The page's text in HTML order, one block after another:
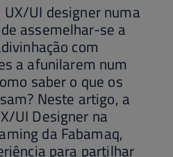
UI designer numa
assemelhar-se a
com
a afunilarem num
saber o que os
Neste artigo, a
UI Designer na
da Fabamaq,
para partilhar